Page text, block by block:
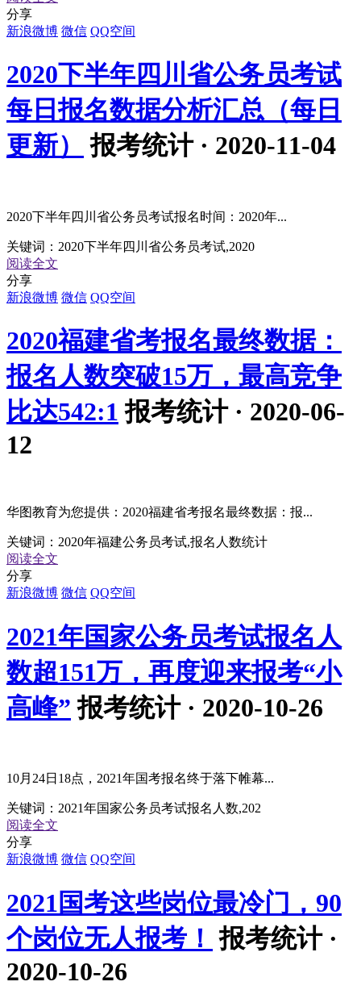
分享
新浪微博 微信 QQ空间
2020下半年四川省公务员考试
每日报名数据分析汇总（每日
更新）
报考统计 · 2020-11-04
2020下半年四川省公务员考试报名时间：2020年...
关键词： 2020下半年四川省公务员考试,2020
阅读全文
分享
新浪微博 微信 QQ空间
2020福建省考报名最终数据：
报名人数突破15万，最高竞争
比达542:1 报考统计 · 2020-06-
12
华图教育为您提供：2020福建省考报名最终数据：报...
关键词： 2020年福建公务员考试,报名人数统计
阅读全文
分享
新浪微博 微信 QQ空间
2021年国家公务员考试报名人
数超151万，再度迎来报考“小
高峰” 报考统计 · 2020-10-26
10月24日18点，2021年国考报名终于落下帷幕...
关键词： 2021年国家公务员考试报名人数,202
阅读全文
分享
新浪微博 微信 QQ空间
2021国考这些岗位最冷门，90
个岗位无人报考！ 报考统计 ·
2020-10-26